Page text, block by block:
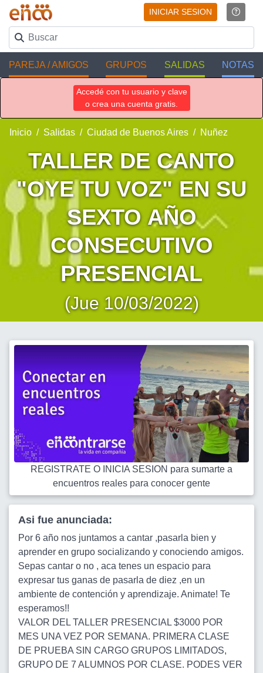
INICIAR SESION
PAREJA / AMIGOS GRUPOS SALIDAS NOTAS
Accedé con tu usuario y clave
o crea una cuenta gratis.
Inicio Salidas Ciudad de Buenos Aires Nuñez
TALLER DE CANTO
"OYE TU VOZ" EN SU
SEXTO AÑO
CONSECUTIVO
PRESENCIAL
(Jue 10/03/2022)
REGISTRATE O INICIA SESION para sumarte a
encuentros reales para conocer gente
Asi fue anunciada:
Por 6 año nos juntamos a cantar ,pasarla bien y
aprender en grupo socializando y conociendo amigos.
Sepas cantar o no , aca tenes un espacio para
expresar tus ganas de pasarla de diez ,en un
ambiente de contención y aprendizaje. Animate! Te
esperamos!!
VALOR DEL TALLER PRESENCIAL $3000 POR
MES UNA VEZ POR SEMANA. PRIMERA CLASE
DE PRUEBA SIN CARGO GRUPOS LIMITADOS,
GRUPO DE 7 ALUMNOS POR CLASE. PODES VER